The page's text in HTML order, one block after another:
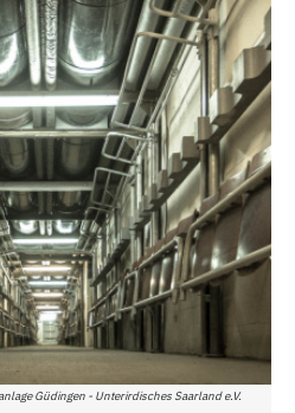
Güdingen - Unterirdisches Saarland e.V.